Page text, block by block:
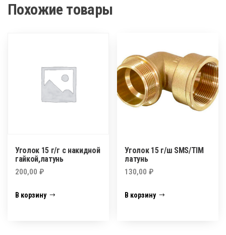
Похожие товары
Уголок 15 г/г с накидной
гайкой,латунь
200,00 ₽
В корзину
Уголок 15 г/ш SMS/TIM
латунь
130,00₽
В корзину